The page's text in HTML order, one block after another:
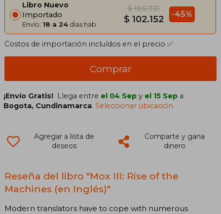
Libro Nuevo
Importado
Envío: 18 a 24 días háb.
$ 185.731
$ 102.152 -45%
Costos de importación incluídos en el precio ✅
Comprar
¡Envío Gratis! Llega entre el 04 Sep y el 15 Sep a
Bogota, Cundinamarca.Seleccionar ubicación
Agregar a lista de
deseos
Comparte y gana
dinero
Reseña del libro "Mox III: Rise of the
Machines (en Inglés)"
Modern translators have to cope with numerous